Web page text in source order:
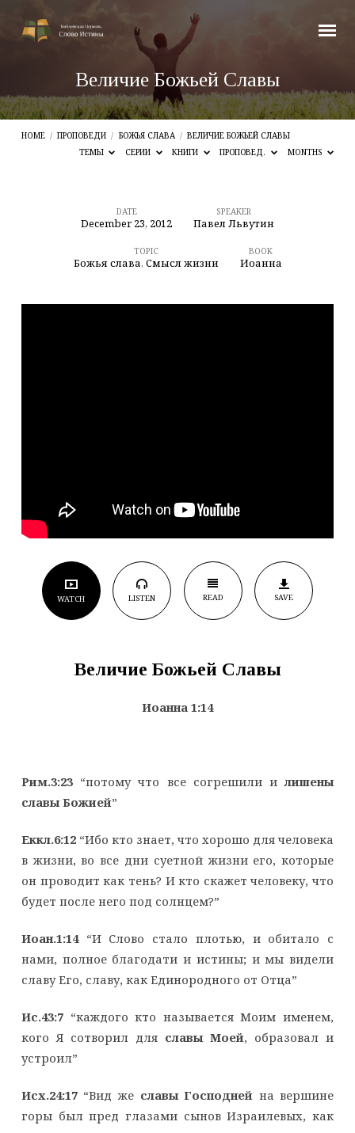
Величие Божьей Славы
HOME / ПРОПОВЕДИ / БОЖЬЯ СЛАВА / ВЕЛИЧИЕ БОЖЬЕЙ СЛАВЫ
ТЕМЫ
СЕРИИ КНИГИ ПРОПОВЕД. MONTHS
Величие
Божьей
DATE
December 23, 2012
SPEAKER
Павел Львутин
TOPIC
Божья слава, Смысл жизни
BOOK
Иоанна
WATCH LISTEN READ SAVE
Величие Божьей Славы
Иоанна 1:14
Рим.3:23“потому что все согрешили илишены
славы Божией”
Еккл.6:12“Ибо кто знает, что хорошо для человека
в жизни, во все дни суетной жизни его, которые
он проводит как тень? И кто скажет человеку, что
будет после него под солнцем?”
Иоан.1:14“И Слово стало плотью, и обитало с
нами, полное благодати и истины; и мы видели
славу Его, славу, как Единородного от Отца”
Ис.43:7“каждого кто называется Моим именем,
кого Я сотворил для славы Моей, образовал и
устроил”
Исх.24:17“Вид же славы Господней на вершине
горы был пред глазами сынов Израилевых, как